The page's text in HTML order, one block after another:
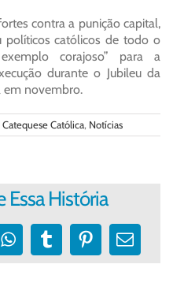
contra a punição capital,
políticos católicos de todo o
corajoso” para a
durante o Jubileu da
em novembro.
Catequese Católica, Notícias
História
WhatsApp
TumblrPinterest
E-